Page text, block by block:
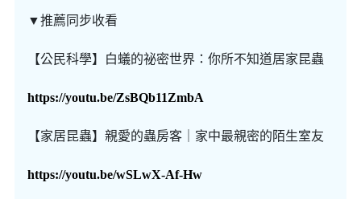
▼推薦同步收看
【公民科學】白蟻的祕密世界：你所不知道居家昆蟲
https://youtu.be/ZsBQb11ZmbA
【家居昆蟲】親愛的蟲房客｜家中最親密的陌生室友
https://youtu.be/wSLwX-Af-Hw